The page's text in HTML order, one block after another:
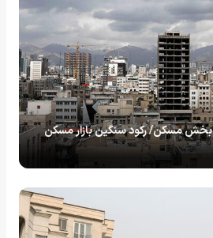
بخش مسکن/ رکود سنگین بازار مسکن